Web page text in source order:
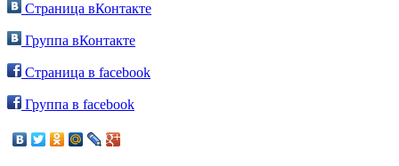
Страница вКонтакте
Группа вКонтакте
Страница в facebook
Группа в facebook